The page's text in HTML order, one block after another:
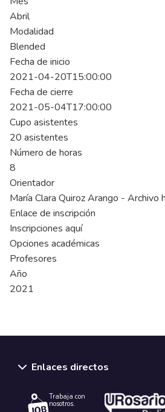
Abril
Modalidad
Blended
Fecha de inicio
2021-04-20T15:00:00
Fecha de cierre
2021-05-04T17:00:00
Cupo asistentes
20 asistentes
Número de horas
8
Orientador
María Clara Quiroz Arango - Archivo
Enlace de inscripción
Inscripciones aquí
Opciones académicas
Profesores
Año
2021
Enlaces directos
Trabaja con
nosotros.